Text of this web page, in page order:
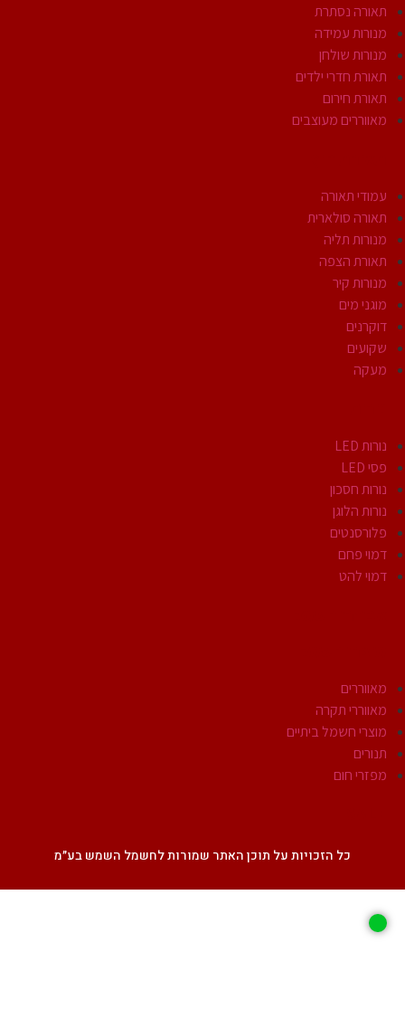
תאורה נסתרת
מנורות עמידה
מנורות שולחן
תאורת חדרי ילדים
תאורת חירום
מאווררים מעוצבים
עמודי תאורה
תאורה סולארית
מנורות תליה
תאורת הצפה
מנורות קיר
מוגני מים
דוקרנים
שקועים
מעקה
נורות LED
פסי LED
נורות חסכון
נורות הלוגן
פלורסנטים
דמוי פחם
דמוי להט
מאווררים
מאווררי תקרה
מוצרי חשמל ביתיים
תנורים
מפזרי חום
כל הזכויות על תוכן האתר שמורות לחשמל השמש בע״מ